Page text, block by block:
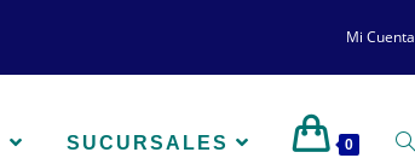
Mi Cuenta
SUCURSALES 0